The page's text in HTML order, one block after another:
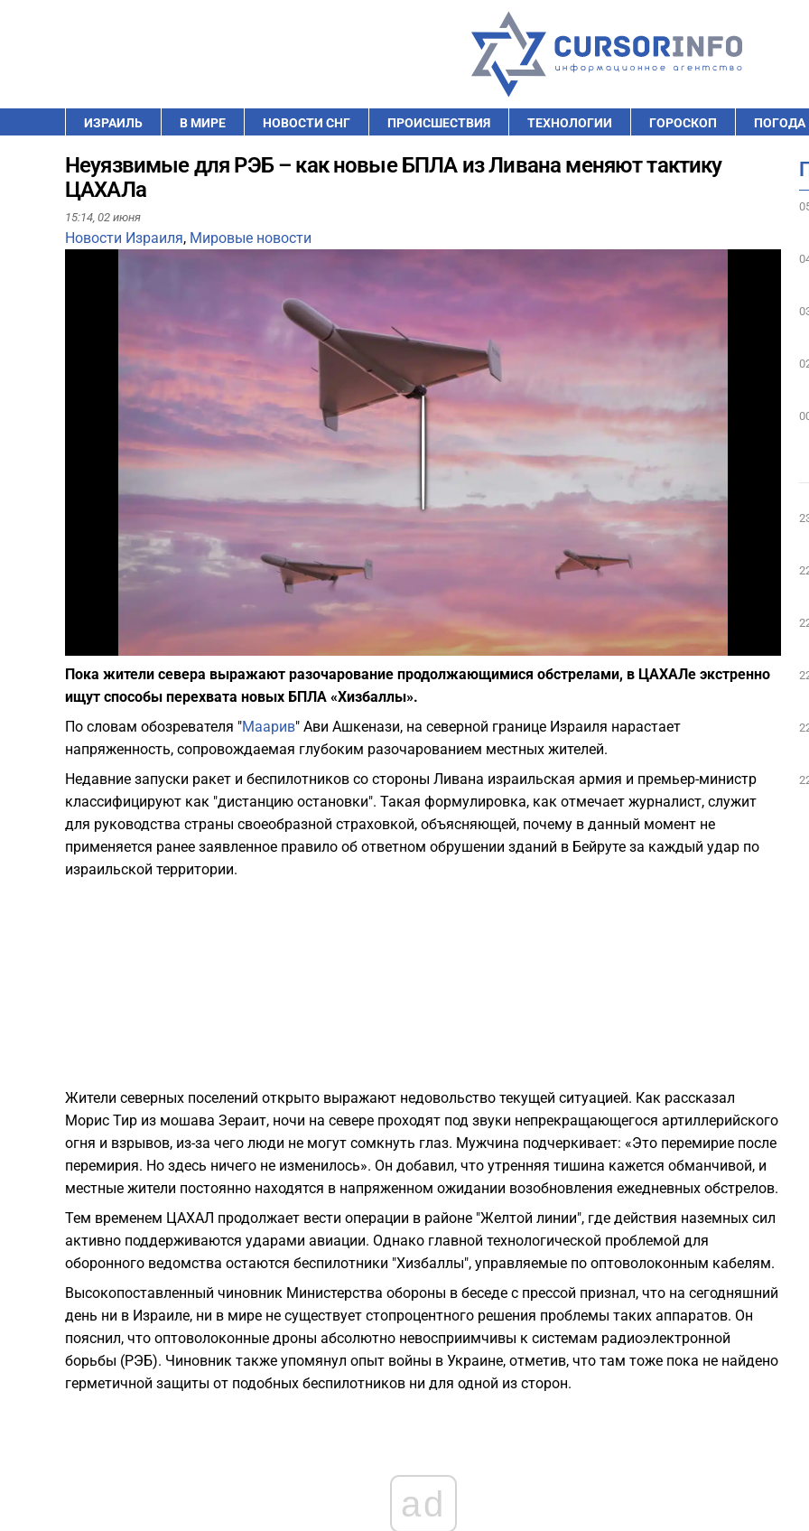
ИЗРАИЛЬ В МИРЕ НОВОСТИ СНГ ПРОИСШЕСТВИЯ ТЕХНОЛОГИИ ГОРОСКОП ПОГОДА
Неуязвимые для РЭБ – как новые БПЛА из Ливана меняют тактику
ЦАХАЛа
15:14, 02 июня
Новости Израиля, Мировые новости
Play
Фото: Depositphotos
Пока жители севера выражают разочарование продолжающимися обстрелами, в ЦАХАЛе экстренно
ищут способы перехвата новых БПЛА «Хизбаллы».
​По словам обозревателя "Маарив" Ави Ашкенази, на северной границе Израиля нарастает
напряженность, сопровождаемая глубоким разочарованием местных жителей.
Недавние запуски ракет и беспилотников со стороны Ливана израильская армия и премьер-министр
классифицируют как "дистанцию остановки". Такая формулировка, как отмечает журналист, служит
для руководства страны своеобразной страховкой, объясняющей, почему в данный момент не
применяется ранее заявленное правило об ответном обрушении зданий в Бейруте за каждый удар по
израильской территории.
​Жители северных поселений открыто выражают недовольство текущей ситуацией. Как рассказал
Морис Тир из мошава Зераит, ночи на севере проходят под звуки непрекращающегося артиллерийского
огня и взрывов, из-за чего люди не могут сомкнуть глаз. Мужчина подчеркивает: «Это перемирие после
перемирия. Но здесь ничего не изменилось». Он добавил, что утренняя тишина кажется обманчивой, и
местные жители постоянно находятся в напряженном ожидании возобновления ежедневных обстрелов.
​Тем временем ЦАХАЛ продолжает вести операции в районе "Желтой линии", где действия наземных сил
активно поддерживаются ударами авиации. Однако главной технологической проблемой для
оборонного ведомства остаются беспилотники "Хизбаллы", управляемые по оптоволоконным кабелям.
Высокопоставленный чиновник Министерства обороны в беседе с прессой признал, что на сегодняшний
день ни в Израиле, ни в мире не существует стопроцентного решения проблемы таких аппаратов. Он
пояснил, что оптоволоконные дроны абсолютно невосприимчивы к системам радиоэлектронной
борьбы (РЭБ). Чиновник также упомянул опыт войны в Украине, отметив, что там тоже пока не найдено
герметичной защиты от подобных беспилотников ни для одной из сторон.
ad